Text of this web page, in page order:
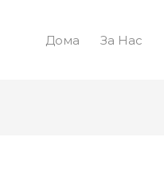
Дома За Нас